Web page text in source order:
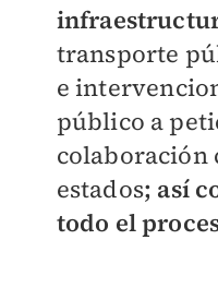
transporte
e
público a
colaboración
estados; así
todo el